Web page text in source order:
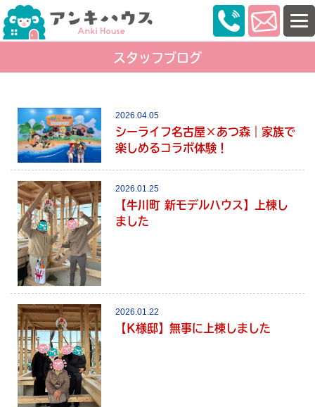
スタッフブログ
2026.04.05
シーライフ名古屋×あつ森｜家族で
楽しめるコラボ体験！
2026.01.25
【牛川町 新モデルハウス】上棟し
ました
2026.01.22
【K様邸】無事に上棟しました